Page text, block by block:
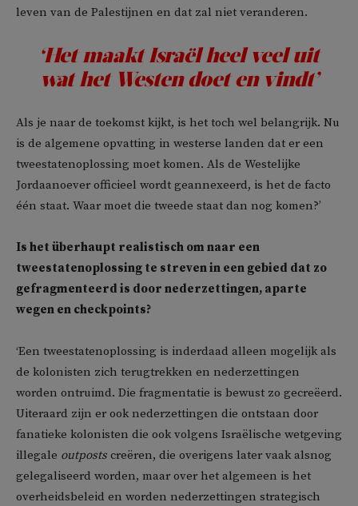
leven van de Palestijnen en dat zal niet veranderen.
‘Het maakt Israël heel veel uit
wat het Westen doet en vindt’
Als je naar de toekomst kijkt, is het toch wel belangrijk. Nu
is de algemene opvatting in westerse landen dat er een
tweestatenoplossing moet komen. Als de Westelijke
Jordaanoever officieel wordt geannexeerd, is het de facto
één staat. Waar moet die tweede staat dan nog komen?’
Is het überhaupt realistisch om naar een
tweestatenoplossing te streven in een gebied dat zo
gefragmenteerd is door nederzettingen, aparte
wegen en checkpoints?
‘Een tweestatenoplossing is inderdaad alleen mogelijk als
de kolonisten zich terugtrekken en nederzettingen
worden ontruimd. Die fragmentatie is bewust zo gecreëerd.
Uiteraard zijn er ook nederzettingen die ontstaan door
fanatieke kolonisten die ook volgens Israëlische wetgeving
illegale outposts creëren, die overigens later vaak alsnog
gelegaliseerd worden, maar over het algemeen is het
overheidsbeleid en worden nederzettingen strategisch